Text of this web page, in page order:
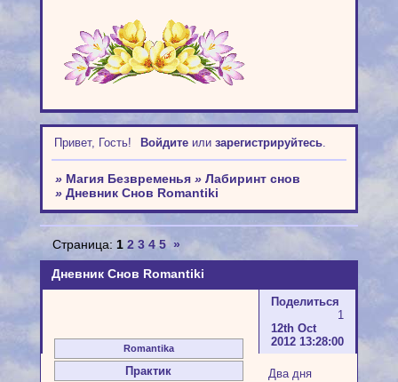
Привет, Гость! Войдитеили зарегистрируйтесь.
» Магия Безвременья » Лабиринт снов
» Дневник Снов Romantiki
Дневник Снов Romantiki
Страница: 1 2 3 4 5 »
Поделиться
1
12th Oct
2012 13:28:00
Romantika
Практик
Два дня